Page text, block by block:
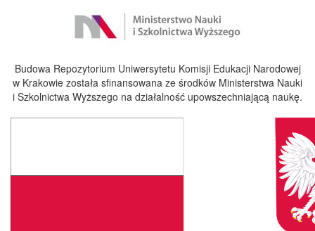
Budowa Repozytorium Uniwersytetu Komisji Edukacji Narodowej
w Krakowie została sfinansowana ze środków Ministerstwa Nauki
i Szkolnictwa Wyższego na działalność upowszechniającą naukę.